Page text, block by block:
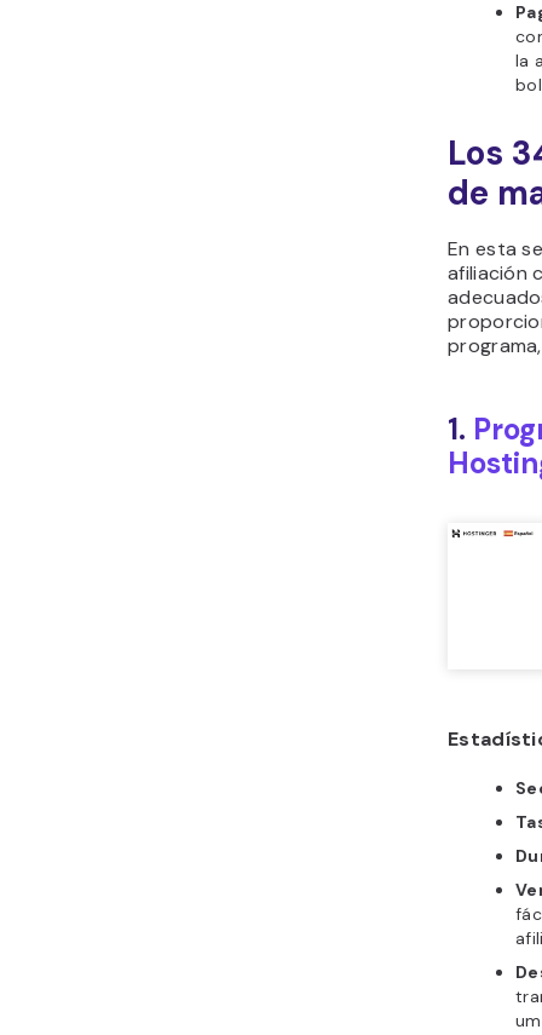
la
Los
de
En esta
afiliación
1.